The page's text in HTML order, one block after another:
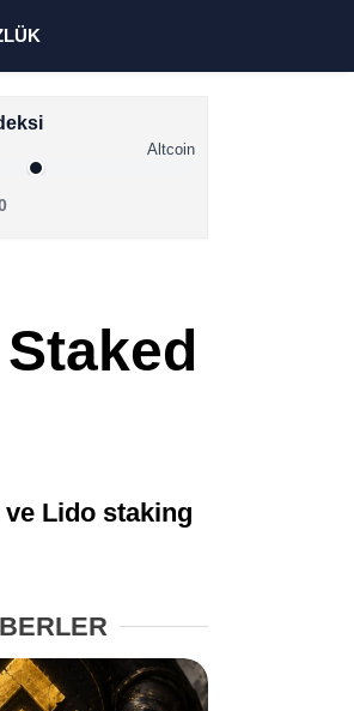
Altcoin Haberleri
Memecoin Haberleri
Facebook
Altcoin
ve Lido staking